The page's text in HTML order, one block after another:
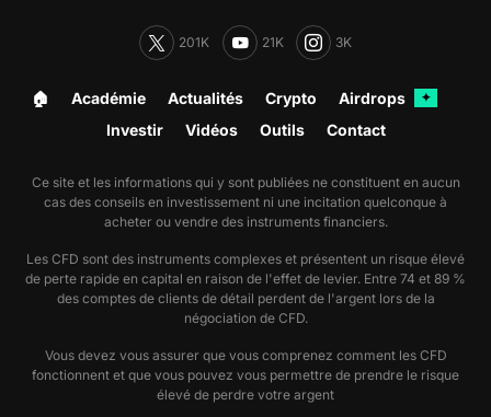
201K 21K 3K
🏠︎ Académie Actualités Crypto Airdrops ✦
Investir Vidéos Outils Contact
Ce site et les informations qui y sont publiées ne constituent en aucun
cas des conseils en investissement ni une incitation quelconque à
acheter ou vendre des instruments financiers.
Les CFD sont des instruments complexes et présentent un risque élevé
de perte rapide en capital en raison de l'effet de levier. Entre 74 et 89 %
des comptes de clients de détail perdent de l'argent lors de la
négociation de CFD.
Vous devez vous assurer que vous comprenez comment les CFD
fonctionnent et que vous pouvez vous permettre de prendre le risque
élevé de perdre votre argent